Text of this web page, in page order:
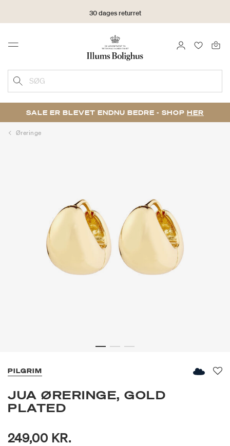
30 dages returret
Menu LOG IND
SØG
SALE ER BLEVET ENDNU BEDRE - SHOP HER
Øreringe
PILGRIM
JUA ØRERINGE, GOLD
PLATED
249,00 KR.